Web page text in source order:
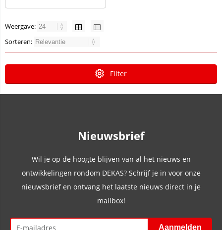
Weergave:
Sorteren:
Filter
Nieuwsbrief
Wil je op de hoogte blijven van al het nieuws en
ontwikkelingen rondom DEKAS? Schrijf je in voor onze
nieuwsbrief en ontvang het laatste nieuws direct in je
mailbox!